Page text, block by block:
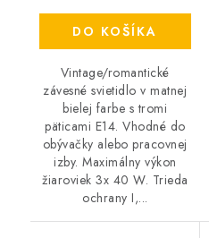
DO KOŠÍKA
Vintage/romantické
závesné svietidlo v matnej
bielej farbe s tromi
päticami E14. Vhodné do
obývačky alebo pracovnej
izby. Maximálny výkon
žiaroviek 3x 40 W. Trieda
ochrany I,...